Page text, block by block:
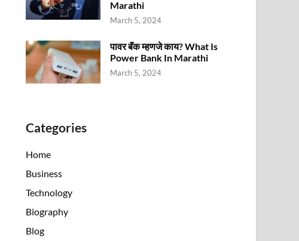
Marathi
March 5, 2024
पावर बॅंक म्हणजे काय? What Is
Power Bank In Marathi
March 5, 2024
Categories
Home
Business
Technology
Biography
Blog